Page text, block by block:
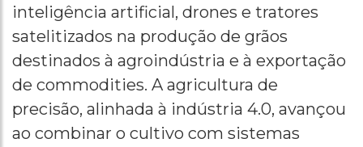
inteligência artificial, drones e tratores
satelitizados na produção de grãos
destinados à agroindústria e à exportação
de commodities. A agricultura de
precisão, alinhada à indústria 4.0, avançou
ao combinar o cultivo com sistemas